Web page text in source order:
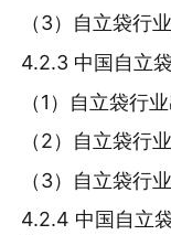
（3）自立袋行
4.2.3 中国自立
（1）自立袋行
（2）自立袋行
（3）自立袋行
4.2.4 中国自立